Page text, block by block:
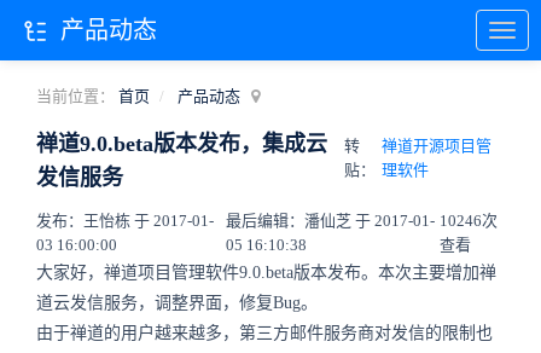
当前位置： 首页 产品动态
禅道9.0.beta版本发布，集成云
发信服务
转
贴：
禅道开源项目管
理软件
发布：王怡栋 于 2017-01-
03 16:00:00
最后编辑：潘仙芝 于 2017-01-
05 16:10:38
10246次
查看
大家好，禅道项目管理软件9.0.beta版本发布。本次主要增加禅
道云发信服务，调整界面，修复Bug。
由于禅道的用户越来越多，第三方邮件服务商对发信的限制也
产品动态